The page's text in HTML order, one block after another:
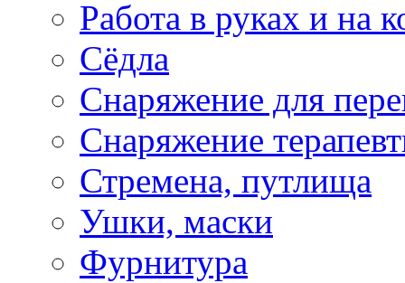
Работа в руках и на
Сёдла
Снаряжение для
Снаряжение
Стремена, путлища
Ушки, маски
Фурнитура